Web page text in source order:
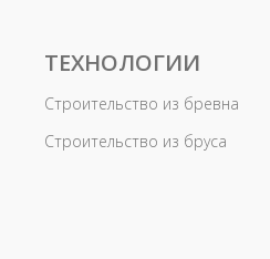
ТЕХНОЛОГИИ
Строительство из бревна
Строительство из бруса